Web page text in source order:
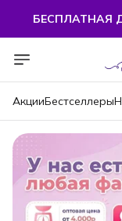
БЕСПЛАТНАЯ
БЕСПЛАТНАЯ
АкцииБестселлеры